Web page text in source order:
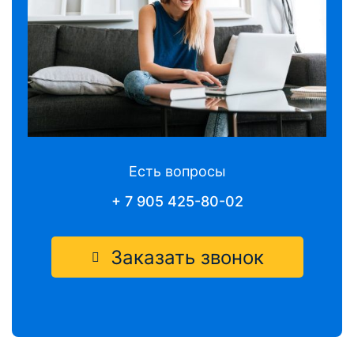
Есть вопросы
+ 7 905 425-80-02
Заказать звонок